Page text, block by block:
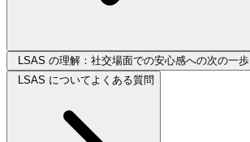
LSAS の理解：社交場面での安心感への次の一歩
LSAS についてよくある質問